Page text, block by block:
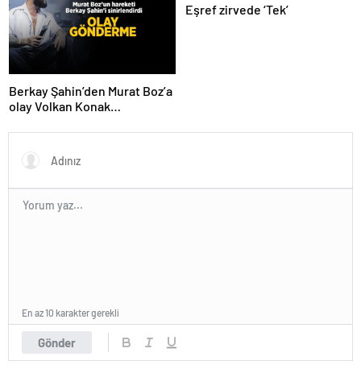
Berkay Şahin’den Murat Boz’a
olay Volkan Konak
seni ağabeyim’
Eşref zirvede ‘Tek’
Gönder
En az 10 karakter gerekli